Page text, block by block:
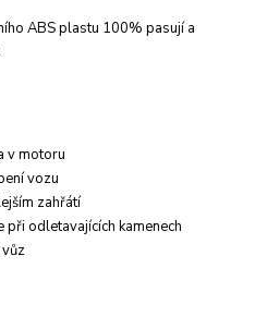
ABS plastu 100% pasují a
v motoru
vozu
zahřátí
odletavajících kamenech